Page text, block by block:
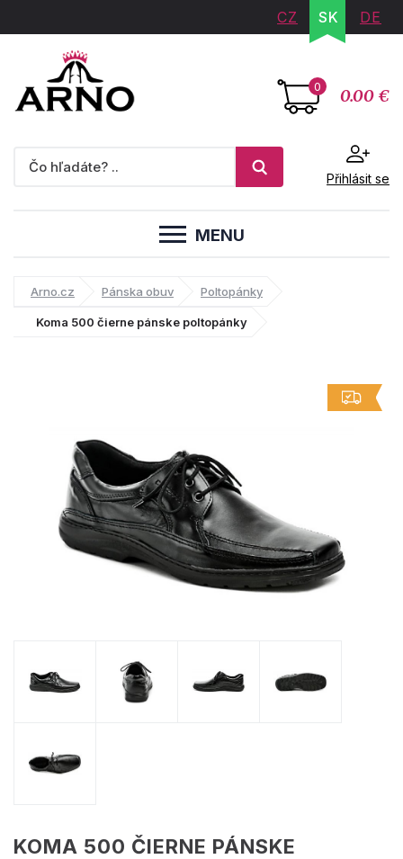
CZ SK DE
0 0.00 €
Přihlásit se
MENU
Arno.cz Pánska obuv Poltopánky
Koma 500 čierne pánske poltopánky
KOMA 500 ČIERNE PÁNSKE